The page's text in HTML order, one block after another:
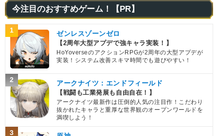
今注目のおすすめゲーム！【PR】
1 ゼンレスゾーンゼロ
【2周年大型アプデで強キャラ実装！】
HoYoverseのアクションRPGが2周年の大型アプデが
実装！システム改善スキマ時間でも遊びやすい！
2 アークナイツ：エンドフィールド
【戦闘も工業発展も自由自在！】
アークナイツ最新作は圧倒的人気の注目作！こだわり
抜かれたキャラと重厚な世界観のオープンワールドを
満喫しよう！
3